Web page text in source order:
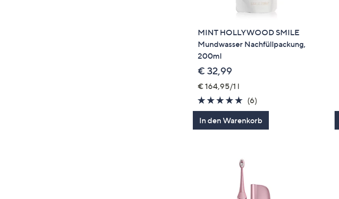
MINT HOLLYWOOD SMILE
Mundwasser Nachfüllpackung,
200ml
€ 32,99
€ 164,95/1 l
5.0
von
5
(6)6
Bewertungen
In den Warenkorb